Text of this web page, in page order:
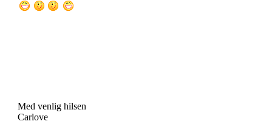
Med venlig hilsen
Carlove